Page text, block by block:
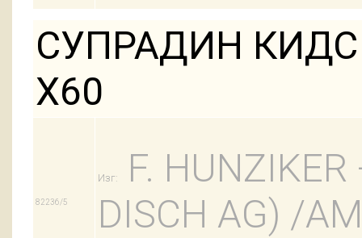
СУПРАДИН
Х60
82236/5
Изг:
F.
DISCH AG) /